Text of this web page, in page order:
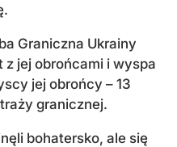
.
Graniczna Ukrainy
z jej obrońcami i wyspa
jej obrońcy – 13
granicznej.
bohatersko, ale się